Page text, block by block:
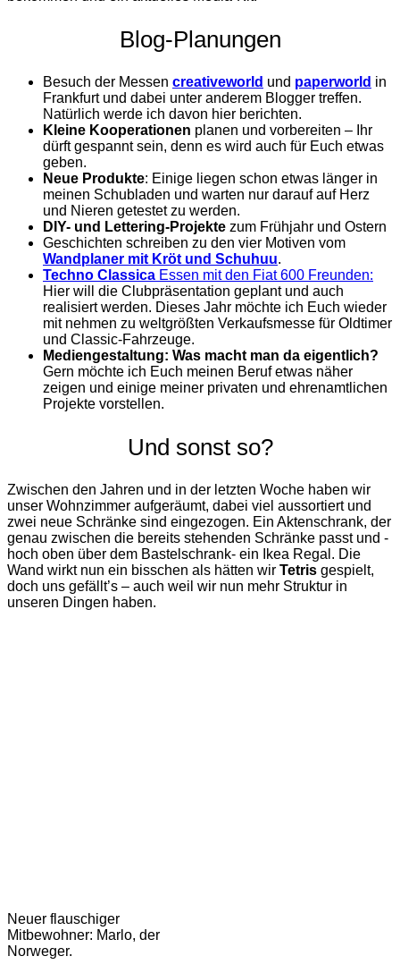
Blog-Planungen
Besuch der Messen creativeworld und paperworld in
Frankfurt und dabei unter anderem Blogger treffen.
Natürlich werde ich davon hier berichten.
Kleine Kooperationen planen und vorbereiten – Ihr
dürft gespannt sein, denn es wird auch für Euch etwas
geben.
Neue Produkte: Einige liegen schon etwas länger in
meinen Schubladen und warten nur darauf auf Herz
und Nieren getestet zu werden.
DIY- und Lettering-Projekte zum Frühjahr und Ostern
Geschichten schreiben zu den vier Motiven vom
Wandplaner mit Kröt und Schuhuu.
Techno Classica Essen mit den Fiat 600 Freunden:
Hier will die Clubpräsentation geplant und auch
realisiert werden. Dieses Jahr möchte ich Euch wieder
mit nehmen zu weltgrößten Verkaufsmesse für Oldtimer
und Classic-Fahrzeuge.
Mediengestaltung: Was macht man da eigentlich?
Gern möchte ich Euch meinen Beruf etwas näher
zeigen und einige meiner privaten und ehrenamtlichen
Projekte vorstellen.
Und sonst so?
Zwischen den Jahren und in der letzten Woche haben wir
unser Wohnzimmer aufgeräumt, dabei viel aussortiert und
zwei neue Schränke sind eingezogen. Ein Aktenschrank, der
genau zwischen die bereits stehenden Schränke passt und -
hoch oben über dem Bastelschrank- ein Ikea Regal. Die
Wand wirkt nun ein bisschen als hätten wir Tetris gespielt,
doch uns gefällt’s – auch weil wir nun mehr Struktur in
unseren Dingen haben.
Neuer flauschiger
Mitbewohner: Marlo, der
Norweger.